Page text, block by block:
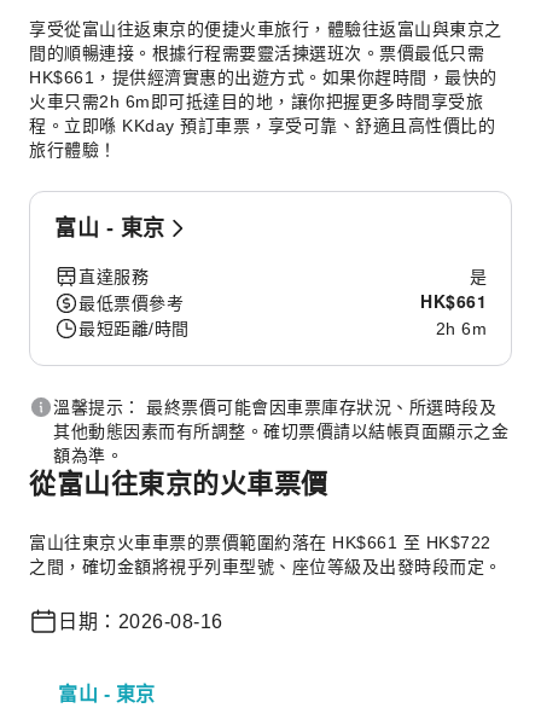
享受從富山往返東京的便捷火車旅行，體驗往返富山與東京之
間的順暢連接。根據行程需要靈活揀選班次。票價最低只需
HK$661，提供經濟實惠的出遊方式。如果你趕時間，最快的
火車只需2h 6m即可抵達目的地，讓你把握更多時間享受旅
程。立即喺 KKday 預訂車票，享受可靠、舒適且高性價比的
旅行體驗！
富山 - 東京
直達服務
是
最低票價參考
HK$661
最短距離/時間 2h 6m
溫馨提示： 最終票價可能會因車票庫存狀況、所選時段及
其他動態因素而有所調整。確切票價請以結帳頁面顯示之金
額為準。
從富山往東京的火車票價
富山往東京火車車票的票價範圍約落在 HK$661 至 HK$722
之間，確切金額將視乎列車型號、座位等級及出發時段而定。
日期：2026-08-16
富山 - 東京